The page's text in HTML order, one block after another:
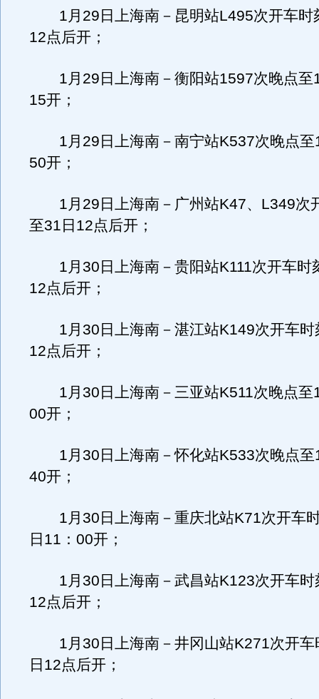
1月29日上海南－昆明站L495次开车时
12点后开；
1月29日上海南－衡阳站1597次晚点至
15开；
1月29日上海南－南宁站K537次晚点至
50开；
1月29日上海南－广州站K47、L349次
至31日12点后开；
1月30日上海南－贵阳站K111次开车时
12点后开；
1月30日上海南－湛江站K149次开车时
12点后开；
1月30日上海南－三亚站K511次晚点至
00开；
1月30日上海南－怀化站K533次晚点至
40开；
1月30日上海南－重庆北站K71次开车
日11：00开；
1月30日上海南－武昌站K123次开车时
12点后开；
1月30日上海南－井冈山站K271次开车
日12点后开；